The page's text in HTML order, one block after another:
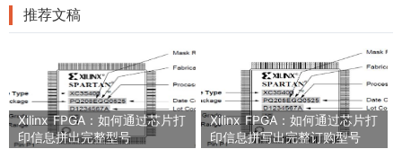
推荐文稿
Xilinx FPGA：如何通过芯片打
印信息拼出完整型号
Xilinx FPGA：如何通过芯片打
印信息拼写出完整订购型号